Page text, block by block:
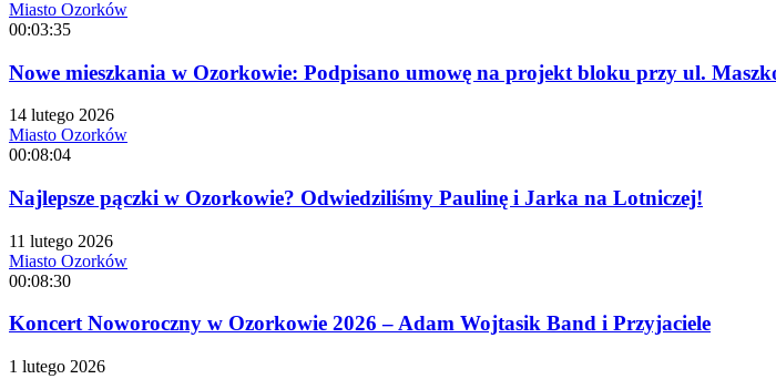
Miasto Ozorków
00:03:35
Nowe mieszkania w Ozorkowie: Podpisano umowę na projekt bloku przy ul.
14 lutego 2026
Miasto Ozorków
00:08:04
Najlepsze pączki w Ozorkowie? Odwiedziliśmy Paulinę i Jarka na Lotniczej!
11 lutego 2026
Miasto Ozorków
00:08:30
Koncert Noworoczny w Ozorkowie 2026 – Adam Wojtasik Band i Przyjaciele
1 lutego 2026